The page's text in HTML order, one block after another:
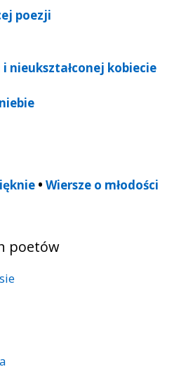
poezji
nieukształconej kobiecie
• Wiersze o młodości
poetów